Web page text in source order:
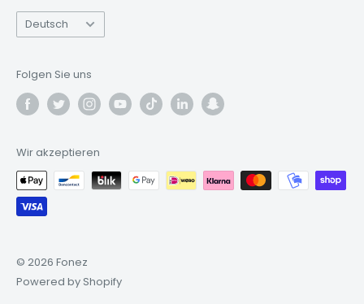
Sprache
Deutsch
Folgen Sie uns
Wir akzeptieren
© 2026 Fonez
Powered by Shopify